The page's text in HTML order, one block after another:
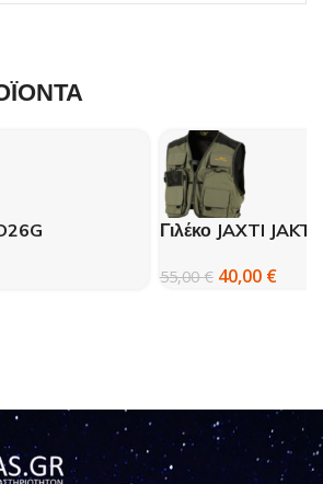
Γιλέκο JAXTI JAKT
55,00€ 40,00 €